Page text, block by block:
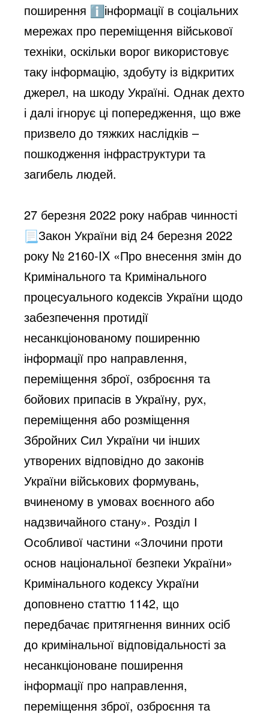
поширення
інформації в соціальних
мережах про переміщення військової
техніки, оскільки ворог використовує
таку інформацію, здобуту із відкритих
джерел, на шкоду Україні. Однак дехто
і далі ігнорує ці попередження, що вже
призвело до тяжких наслідків –
пошкодження інфраструктури та
загибель людей.
27 березня 2022 року набрав чинності
Закон України від 24 березня 2022
року № 2160-IX «Про внесення змін до
Кримінального та Кримінального
процесуального кодексів України щодо
забезпечення протидії
несанкціонованому поширенню
інформації про направлення,
переміщення зброї, озброєння та
бойових припасів в Україну, рух,
переміщення або розміщення
Збройних Сил України чи інших
утворених відповідно до законів
України військових формувань,
вчиненому в умовах воєнного або
надзвичайного стану». Розділ І
Особливої частини «Злочини проти
основ національної безпеки України»
Кримінального кодексу України
доповнено статтю 1142, що
передбачає притягнення винних осіб
до кримінальної відповідальності за
несанкціоноване поширення
інформації про направлення,
переміщення зброї, озброєння та